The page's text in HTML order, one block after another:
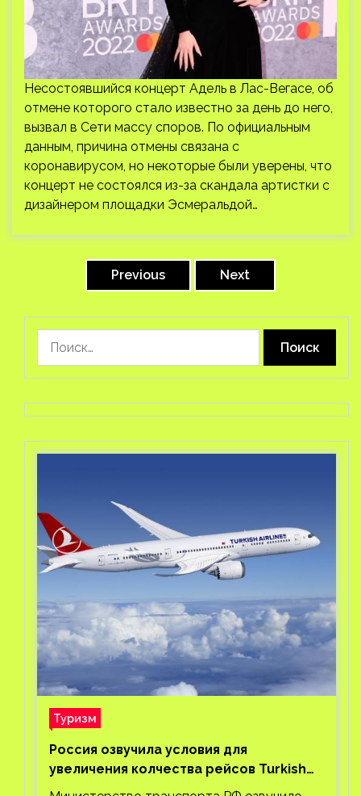
Несостоявшийся концерт Адель в Лас-Вегасе, об
отмене которого стало известно за день до него,
вызвал в Сети массу споров. По официальным
данным, причина отмены связана с
коронавирусом, но некоторые были уверены, что
концерт не состоялся из-за скандала артистки с
дизайнером площадки Эсмеральдой…
Пагинация
Previous Next
Туризм
Россия озвучила условия для
увеличения колчества рейсов Turkish
Airlines